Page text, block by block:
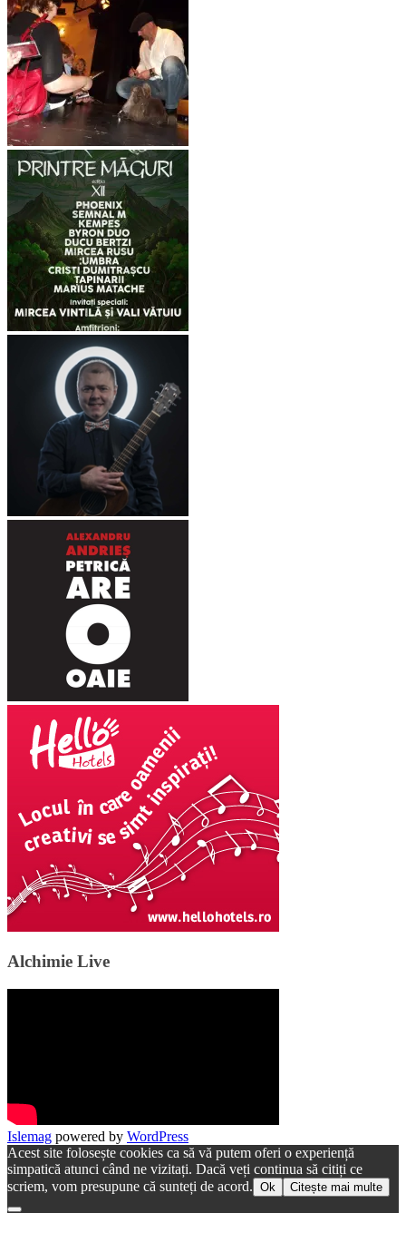
Alchimie Live
Islemag powered by WordPress
Acest site folosește cookies ca să vă putem oferi o experiență
simpatică atunci când ne vizitați. Dacă veți continua să citiți ce
scriem, vom presupune că sunteți de acord. Ok Citește mai multe